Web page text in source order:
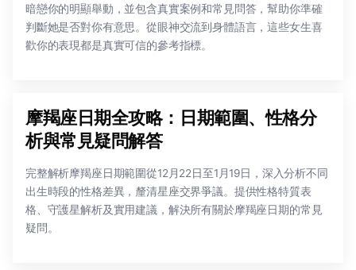
暗戀你的明顯舉動，並包含真實案例和常見問答，幫助你準確
判斷她是否對你有意思。從眼神交流到身體語言，這些女生喜
歡你的表現都是真實可信的參考指標。
摩羯座日期全攻略：日期範圍、性格分
析與常見疑問解答
完整解析摩羯座日期範圍從12月22日至1月19日，深入分析不同
出生時段的性格差異，釐清星座交界爭議。提供性格特質表
格、守護星解析及實用建議，解決所有關於摩羯座日期的常見
疑問。